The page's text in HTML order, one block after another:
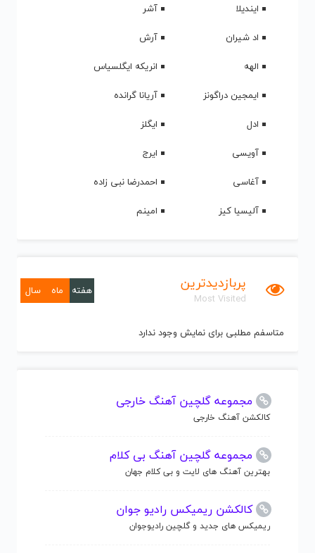
ایندیلا
آشر
اد شیران
آرش
الهه
انریکه ایگلسیاس
ایمجین دراگونز
آریانا گرانده
ادل
ایگلز
آویسی
ایرج
آغاسی
احمدرضا نبی زاده
آلیسیا کیز
امینم
پربازدیدترین
Most Visited
هفته ماه سال
متاسفم مطلبی برای نمایش وجود ندارد
مجموعه گلچین آهنگ خارجی
کالکشن آهنگ خارجی
مجموعه گلچین آهنگ بی کلام
بهترین آهنگ های لایت و بی کلام جهان
کالکشن ریمیکس رادیو جوان
ریمیکس های جدید و گلچین رادیوجوان